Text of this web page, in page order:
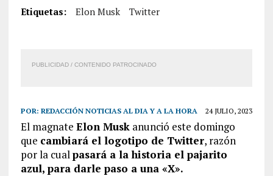
Etiquetas: Elon Musk Twitter
PUBLICIDAD / CONTENIDO PATROCINADO
POR: REDACCIÓN NOTICIAS AL DIA Y A LA HORA 24 JULIO, 2023
El magnate Elon Muskanunció este domingo
que cambiará el logotipo de Twitter, razón
por la cualpasará a la historia el pajarito
azul, para darle paso a una «X».